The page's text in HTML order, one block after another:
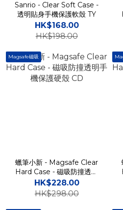
Sanrio - Clear Soft Case -
透明貼身手機保護軟殼 TY
HK$168.00
HK$198.00
Magsafe磁吸
蠟筆小新 - Magsafe Clear
Hard Case - 磁吸防撞透明
手機保護硬殼 CD
HK$228.00
HK$298.00